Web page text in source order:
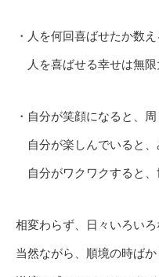
・人を何回喜ばせたか数え
人を喜ばせる幸せは無限
・自分が笑顔になると、
自分が楽しんでいると、
自分がワクワクすると、
相変わらず、日々いろいろ
当然ながら、順境の時ば